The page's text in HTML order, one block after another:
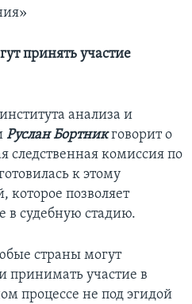
принять участие
анализа и
Руслан Бортникговорит о
следственная комиссия по
к этому
позволяет
в судебную стадию.
страны могут
принимать участие в
процессе не под эгидой